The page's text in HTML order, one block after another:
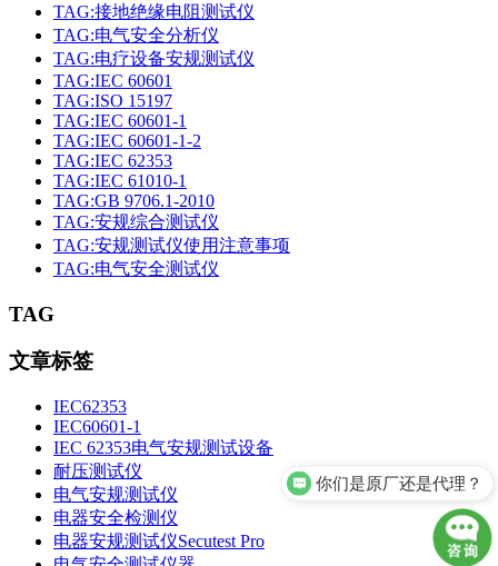
TAG:接地绝缘电阻测试仪
TAG:电气安全分析仪
TAG:电疗设备安规测试仪
TAG:IEC 60601
TAG:ISO 15197
TAG:IEC 60601-1
TAG:IEC 60601-1-2
TAG:IEC 62353
TAG:IEC 61010-1
TAG:GB 9706.1-2010
TAG:安规综合测试仪
TAG:安规测试仪使用注意事项
TAG:电气安全测试仪
TAG
文章标签
IEC62353
IEC60601-1
IEC 62353电气安规测试设备
耐压测试仪
电气安规测试仪
电器安全检测仪
电器安规测试仪Secutest Pro
你们是原厂还是代理？